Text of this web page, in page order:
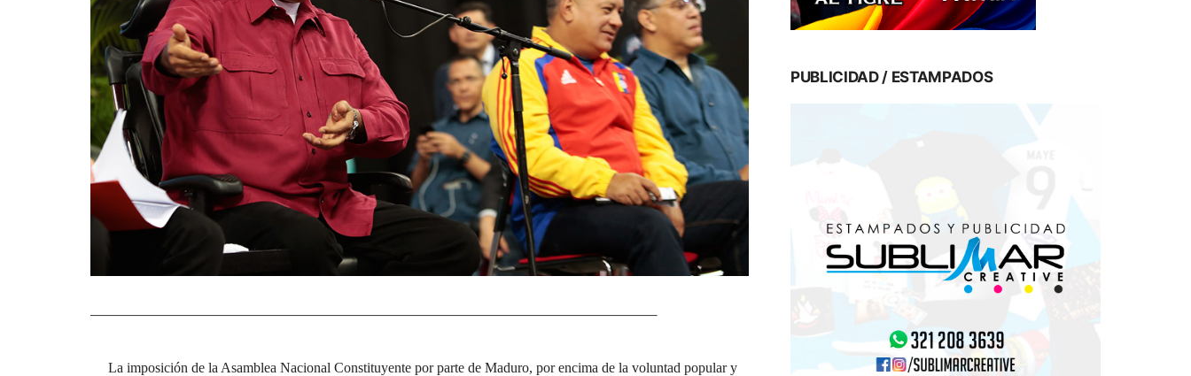
La imposición de la Asamblea Nacional Constituyente por parte de Maduro, por encima de la voluntad popular y
PUBLICIDAD / ESTAMPADOS